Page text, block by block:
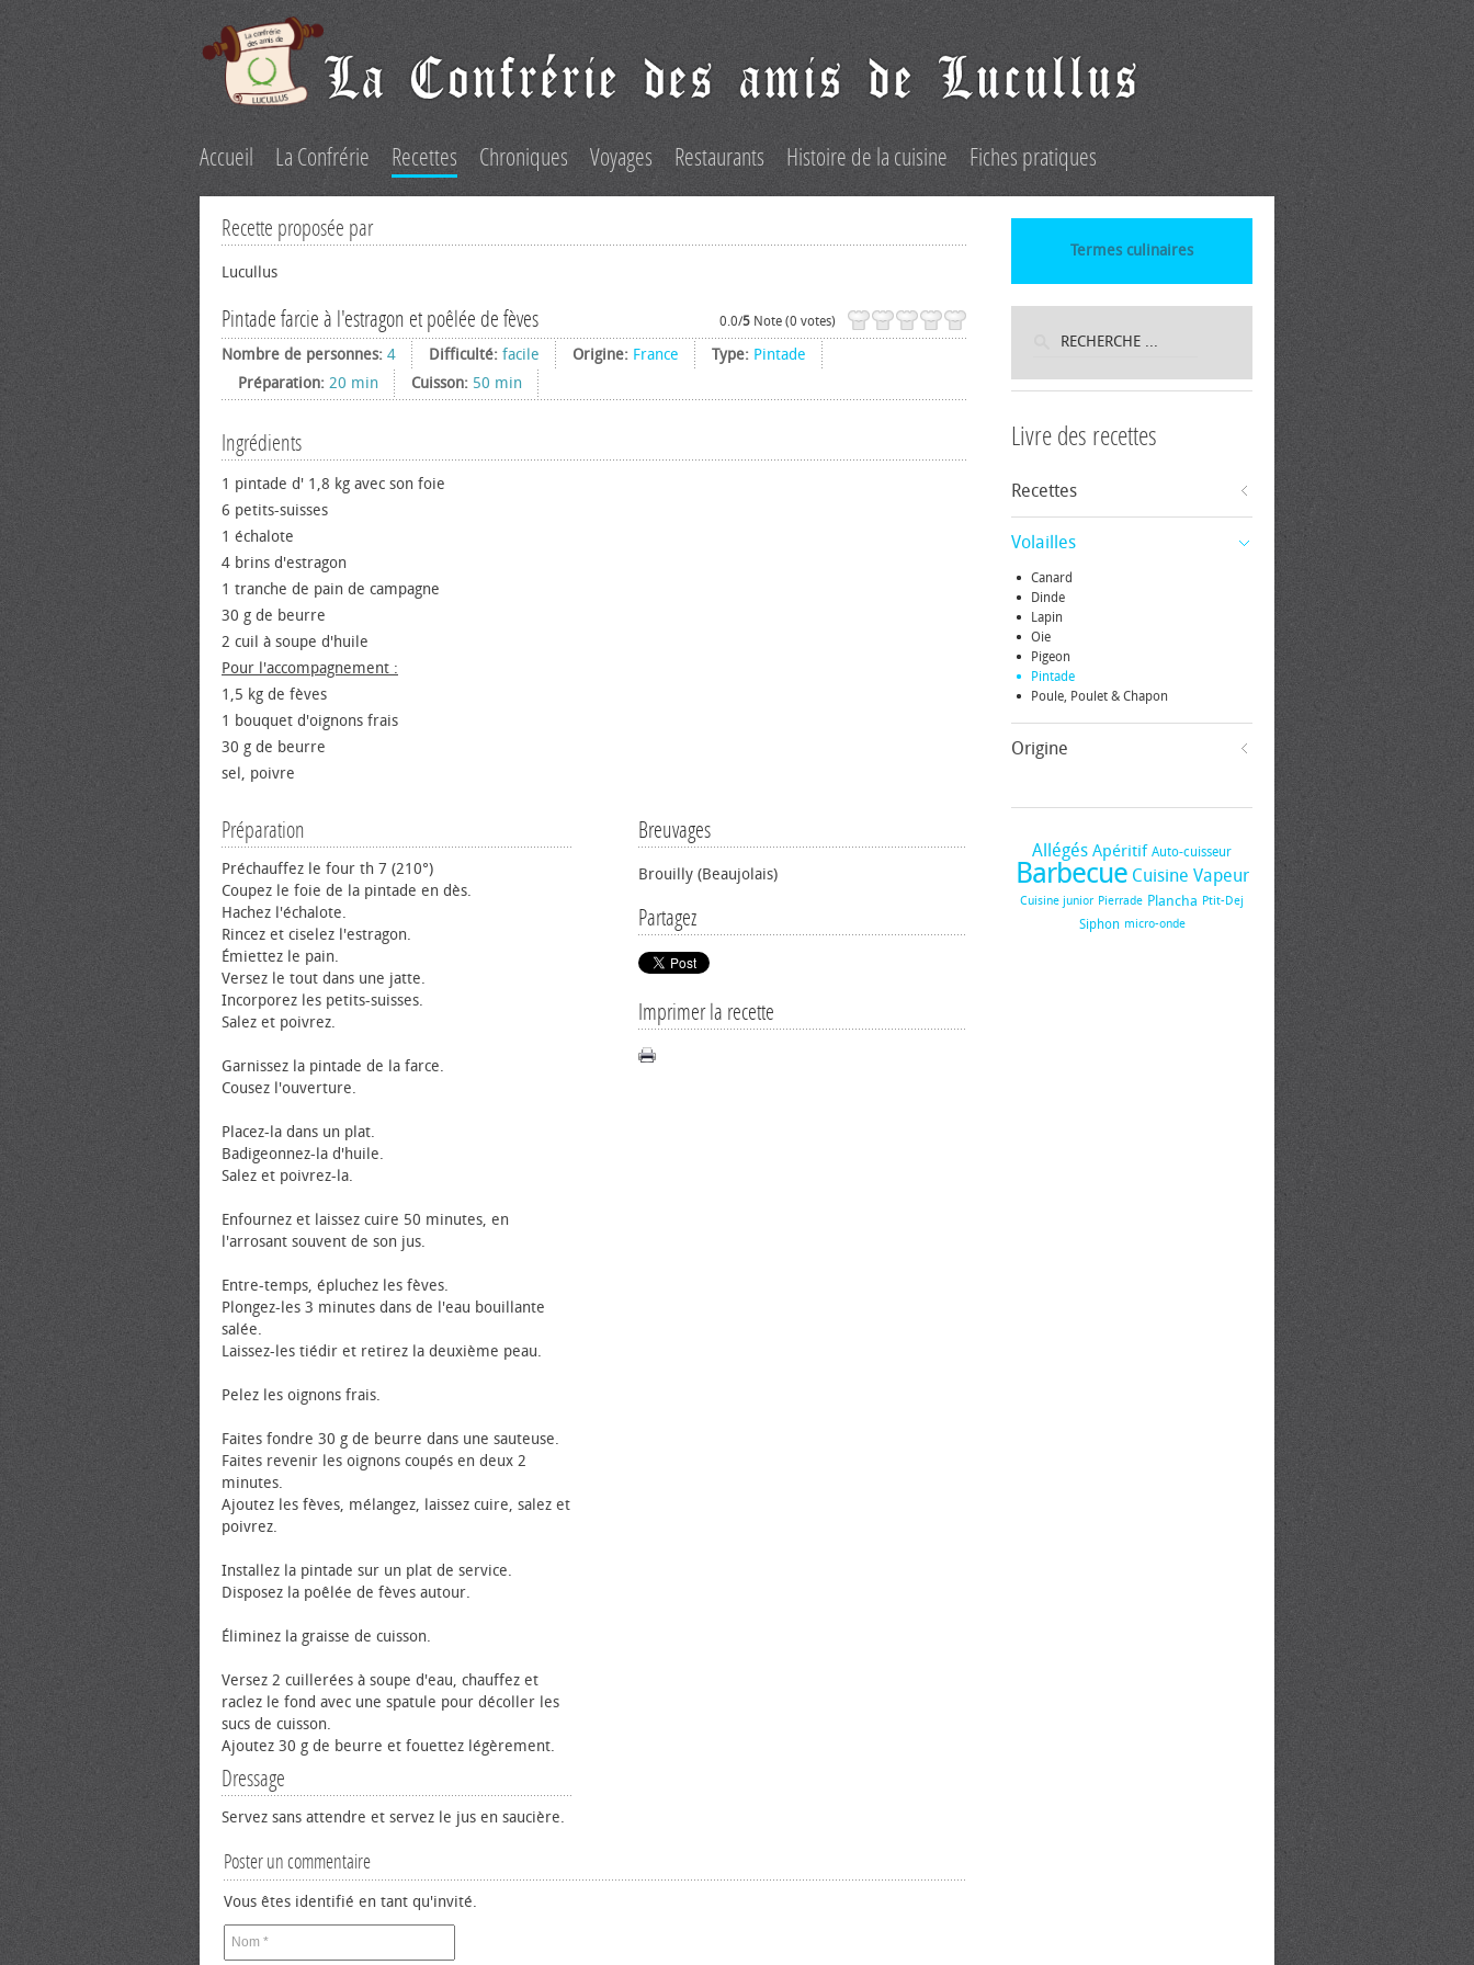
Accueil La Confrérie Recettes Chroniques Voyages Restaurants Histoire de la cuisine Fiches pratiques
Recette proposée par
Lucullus
Pintade farcie à l'estragon et poêlée de fèves 0.0/5 Note (0 votes)
Nombre de personnes: 4 Difficulté: facile Origine: France Type: Pintade
Préparation: 20 min Cuisson: 50 min
Ingrédients
1 pintade d' 1,8 kg avec son foie
6 petits-suisses
1 échalote
4 brins d'estragon
1 tranche de pain de campagne
30 g de beurre
2 cuil à soupe d'huile
Pour l'accompagnement :
1,5 kg de fèves
1 bouquet d'oignons frais
30 g de beurre
sel, poivre
Breuvages
Brouilly (Beaujolais)
Partagez
Imprimer la recette
Préparation
Préchauffez le four th 7 (210°)
Coupez le foie de la pintade en dès.
Hachez l'échalote.
Rincez et ciselez l'estragon.
Émiettez le pain.
Versez le tout dans une jatte.
Incorporez les petits-suisses.
Salez et poivrez.
Garnissez la pintade de la farce.
Cousez l'ouverture.
Placez-la dans un plat.
Badigeonnez-la d'huile.
Salez et poivrez-la.
Enfournez et laissez cuire 50 minutes, en
l'arrosant souvent de son jus.
Entre-temps, épluchez les fèves.
Plongez-les 3 minutes dans de l'eau bouillante
salée.
Laissez-les tiédir et retirez la deuxième peau.
Pelez les oignons frais.
Faites fondre 30 g de beurre dans une sauteuse.
Faites revenir les oignons coupés en deux 2
minutes.
Ajoutez les fèves, mélangez, laissez cuire, salez et
poivrez.
Installez la pintade sur un plat de service.
Disposez la poêlée de fèves autour.
Éliminez la graisse de cuisson.
Versez 2 cuillerées à soupe d'eau, chauffez et
raclez le fond avec une spatule pour décoller les
sucs de cuisson.
Ajoutez 30 g de beurre et fouettez légèrement.
Dressage
Servez sans attendre et servez le jus en saucière.
Poster un commentaire
Vous êtes identifié en tant qu'invité.
Termes culinaires
Livre des recettes
Recettes
Volailles
Canard
Dinde
Lapin
Oie
Pigeon
Pintade
Poule, Poulet & Chapon
Origine
Allégés Apéritif Auto-cuisseur
Barbecue Cuisine Vapeur
Cuisine junior Pierrade Plancha Ptit-Dej
Siphon micro-onde